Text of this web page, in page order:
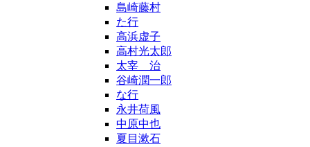
島崎藤村
た行
高浜虚子
高村光太郎
太宰 治
谷崎潤一郎
な行
永井荷風
中原中也
夏目漱石